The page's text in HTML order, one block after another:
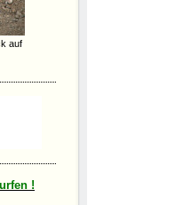
auf
!